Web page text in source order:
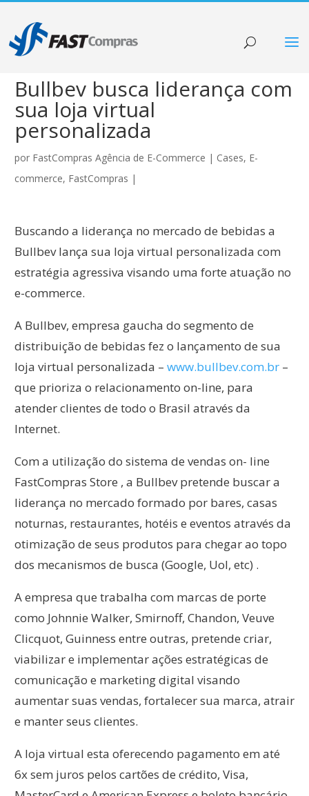
Bullbev busca liderança com
sua loja virtual
personalizada
por FastCompras Agência de E-Commerce | Cases, E-
commerce, FastCompras |
Buscando a liderança no mercado de bebidas a
Bullbev lança sua loja virtual personalizada com
estratégia agressiva visando uma forte atuação no
e-commerce.
A Bullbev, empresa gaucha do segmento de
distribuição de bebidas fez o lançamento de sua
loja virtual personalizada – www.bullbev.com.br–
que prioriza o relacionamento on-line, para
atender clientes de todo o Brasil através da
Internet.
Com a utilização do sistema de vendas on- line
FastCompras Store , a Bullbev pretende buscar a
liderança no mercado formado por bares, casas
noturnas, restaurantes, hotéis e eventos através da
otimização de seus produtos para chegar ao topo
dos mecanismos de busca (Google, Uol, etc) .
A empresa que trabalha com marcas de porte
como Johnnie Walker, Smirnoff, Chandon, Veuve
Clicquot, Guinness entre outras, pretende criar,
viabilizar e implementar ações estratégicas de
comunicação e marketing digital visando
aumentar suas vendas, fortalecer sua marca, atrair
e manter seus clientes.
A loja virtual esta oferecendo pagamento em até
6x sem juros pelos cartões de crédito, Visa,